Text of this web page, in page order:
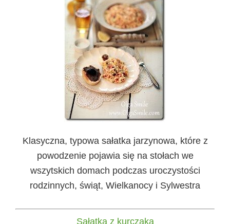
Klasyczna, typowa sałatka jarzynowa, które z
powodzenie pojawia się na stołach we
wszytskich domach podczas uroczystości
rodzinnych, świąt, Wielkanocy i Sylwestra
Sałatka z kurczaka